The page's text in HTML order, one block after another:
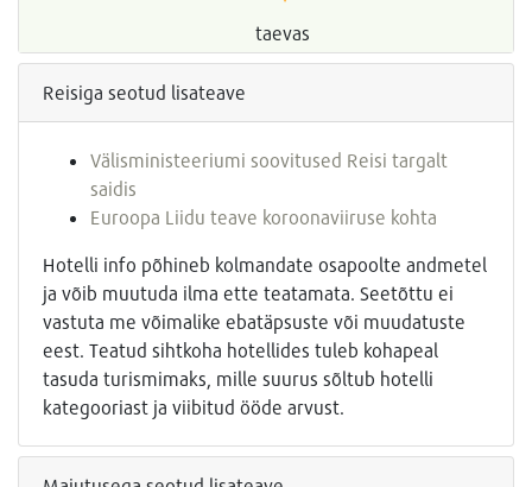
taevas
Reisiga seotud lisateave
Välisministeeriumi soovitused Reisi targalt
saidis
Euroopa Liidu teave koroonaviiruse kohta
Hotelli info põhineb kolmandate osapoolte andmetel
ja võib muutuda ilma ette teatamata. Seetõttu ei
vastuta me võimalike ebatäpsuste või muudatuste
eest. Teatud sihtkoha hotellides tuleb kohapeal
tasuda turismimaks, mille suurus sõltub hotelli
kategooriast ja viibitud ööde arvust.